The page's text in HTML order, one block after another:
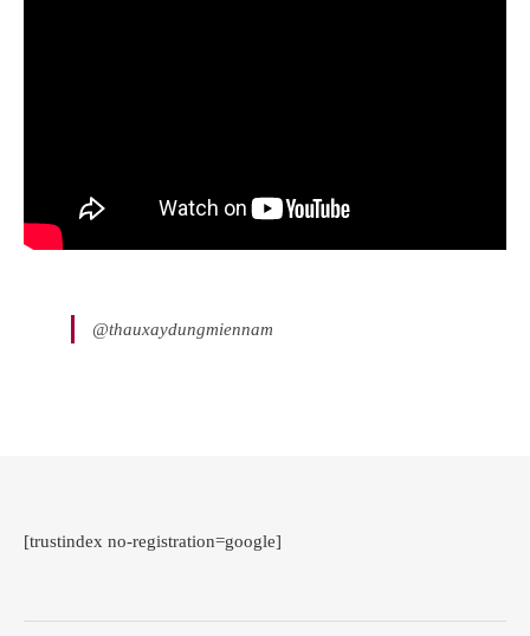
@thauxaydungmiennam
[trustindex no-registration=google]